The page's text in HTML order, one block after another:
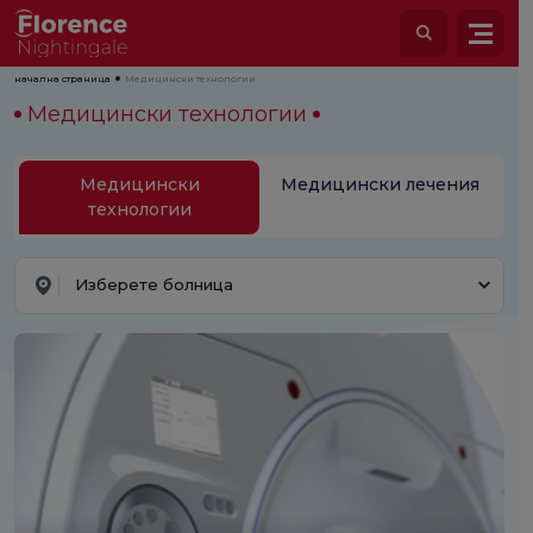
начална страница Медицински технологии
Медицински технологии
Медицински
технологии
Медицински лечения
Изберете болница